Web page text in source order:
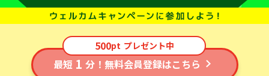
500pt プレゼント中
最短 1 分！無料会員登録はこちら